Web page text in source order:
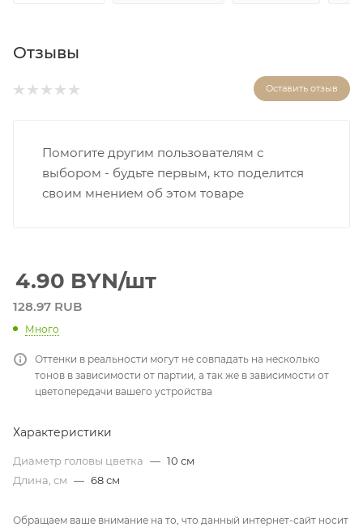
Отзывы
Оставить отзыв
Помогите другим пользователям с
выбором - будьте первым, кто поделится
своим мнением об этом товаре
4.90 BYN/шт
128.97 RUB
Много
Оттенки в реальности могут не совпадать на несколько
тонов в зависимости от партии, а так же в зависимости от
цветопередачи вашего устройства
Характеристики
Диаметр головы цветка — 10 см
Длина, см — 68 см
Обращаем ваше внимание на то, что данный интернет-сайт носит